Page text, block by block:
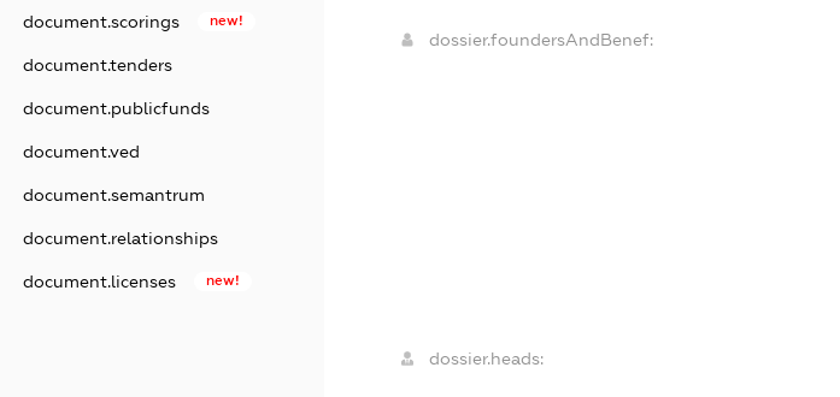
document.scorings new!
document.tenders
document.publicfunds
document.ved
document.semantrum
document.relationships
document.licenses new!
dossier.foundersAndBenef:
dossier.heads: